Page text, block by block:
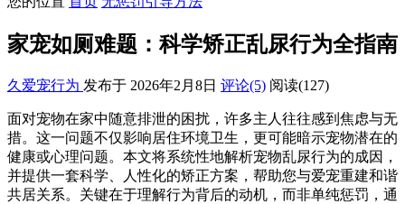
家宠如厕难题：科学矫正乱尿行为全指南
久爱宠行为 发布于 2026年2月8日 评论(5) 阅读(127)
面对宠物在家中随意排泄的困扰，许多主人往往感到焦虑与无
措。这一问题不仅影响居住环境卫生，更可能暗示宠物潜在的
健康或心理问题。本文将系统性地解析宠物乱尿行为的成因，
并提供一套科学、人性化的矫正方案，帮助您与爱宠重建和谐
共居关系。关键在于理解行为背后的动机，而非单纯惩罚，通